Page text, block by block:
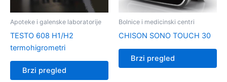
Apoteke i galenske laboratorije
TESTO 608 H1/H2
termohigrometri
Brzi pregled
Bolnice i medicinski centri
CHISON SONO TOUCH 30
Brzi pregled